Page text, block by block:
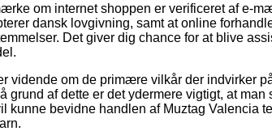
om internet shoppen er verificeret af e-
dansk lovgivning, samt at online
Det giver dig chance for at blive
vidende om de primære vilkår der indvirker
grund af dette er det ydermere vigtigt, at
kunne bevidne handlen af Muztag Valencia